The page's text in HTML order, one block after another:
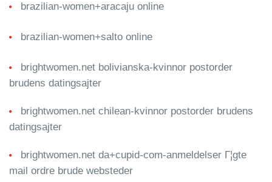
brazilian-women+aracaju online
brazilian-women+salto online
brightwomen.net bolivianska-kvinnor postorder
brudens datingsajter
brightwomen.net chilean-kvinnor postorder brudens
datingsajter
brightwomen.net da+cupid-com-anmeldelser Г¦gte
mail ordre brude websteder